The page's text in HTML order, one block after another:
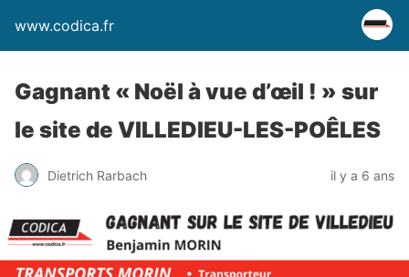
www.codica.fr
Gagnant « Noël à vue d’œil ! » sur
le site de VILLEDIEU-LES-POÊLES
Dietrich Rarbach il y a 6 ans